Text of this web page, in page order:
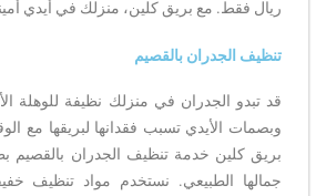
ريال فقط. مع بريق كلين، منزلك في أيدي
تنظيف الجدران بالقصيم
قد تبدو الجدران في منزلك نظيفة للوهلة
وبصمات الأيدي تسبب فقدانها لبريقها مع
بريق كلين خدمة تنظيف الجدران بالقصيم
جمالها الطبيعي. نستخدم مواد تنظيف